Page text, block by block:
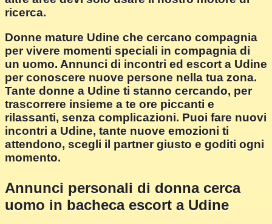
ricerca.
Donne mature Udine che cercano compagnia
per vivere momenti speciali in compagnia di
un uomo. Annunci di incontri ed escort a Udine
per conoscere nuove persone nella tua zona.
Tante donne a Udine ti stanno cercando, per
trascorrere insieme a te ore piccanti e
rilassanti, senza complicazioni. Puoi fare nuovi
incontri a Udine, tante nuove emozioni ti
attendono, scegli il partner giusto e goditi ogni
momento.
Annunci personali di donna cerca
uomo in bacheca escort a Udine